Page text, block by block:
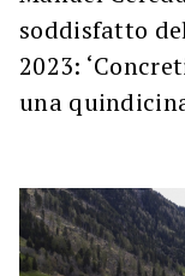
soddisfatto
2023:
una